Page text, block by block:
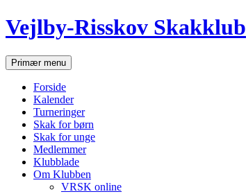
Hop
til
Vejlby-Risskov Skakklub
SøgPrimær menu
Forside
Kalender
Turneringer
Skak for børn
Skak for unge
Medlemmer
Klubblade
Om Klubben
VRSK online